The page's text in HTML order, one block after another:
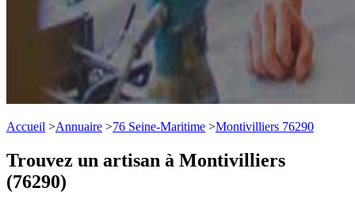
Accueil >Annuaire >76 Seine-Maritime >Montivilliers 76290
Trouvez un artisan à Montivilliers
(76290)